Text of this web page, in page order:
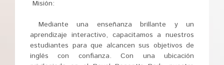
Misión:
Mediante una enseñanza brillante y un
aprendizaje interactivo, capacitamos a nuestros
estudiantes para que alcancen sus objetivos de
inglés con confianza. Con una ubicación